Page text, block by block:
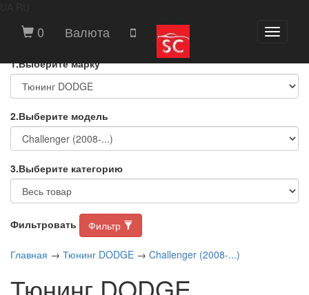
Toggle
0 Валюта
ВЫБЕРИТЕ МАРКУ И МОДЕЛЬ
АВТОМОБИЛЯ
1.Выберите марку
2.Выберите модель
3.Выберите категорию
Фильтровать Фильтр
Главная → Тюнинг DODGE → Challenger (2008-...)